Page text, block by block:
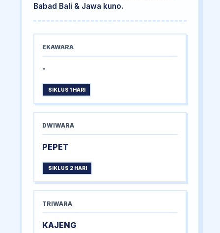
Babad Bali & Jawa kuno.
EKAWARA
-
SIKLUS 1 HARI
DWIWARA
PEPET
SIKLUS 2 HARI
TRIWARA
KAJENG